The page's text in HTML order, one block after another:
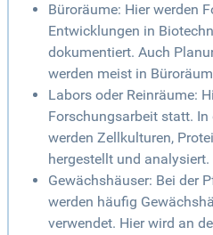
Büroräume: Hier werden
Entwicklungen in
dokumentiert. Auch
werden meist in
Labors oder Reinräume:
Forschungsarbeit statt.
werden Zellkulturen,
hergestellt und analysiert.
Gewächshäuser: Bei der
werden häufig
verwendet. Hier wird an